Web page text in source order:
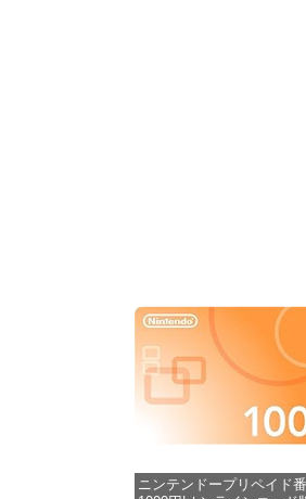
ニンテンドープリペイド